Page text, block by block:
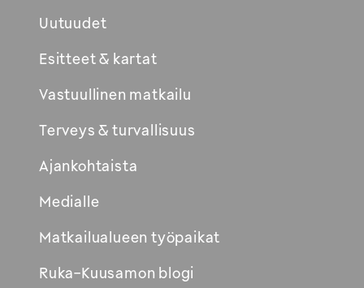
Uutuudet
Esitteet & kartat
Vastuullinen matkailu
Terveys & turvallisuus
Ajankohtaista
Medialle
Matkailualueen työpaikat
Ruka-Kuusamon blogi